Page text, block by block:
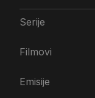
Serije
Filmovi
Emisije